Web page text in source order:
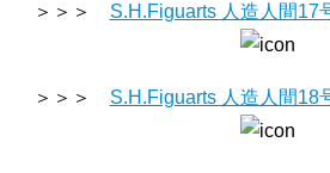
＞＞＞ S.H.Figuarts 人造人間17
＞＞＞ S.H.Figuarts 人造人間18